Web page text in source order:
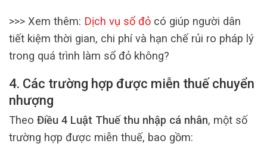
>>> Xem thêm: Dịch vụ sổ đỏ có giúp người dân
tiết kiệm thời gian, chi phí và hạn chế rủi ro pháp lý
trong quá trình làm sổ đỏ không?
4. Các trường hợp được miễn thuế chuyển
nhượng
Theo Điều 4 Luật Thuế thu nhập cá nhân, một số
trường hợp được miễn thuế, bao gồm: